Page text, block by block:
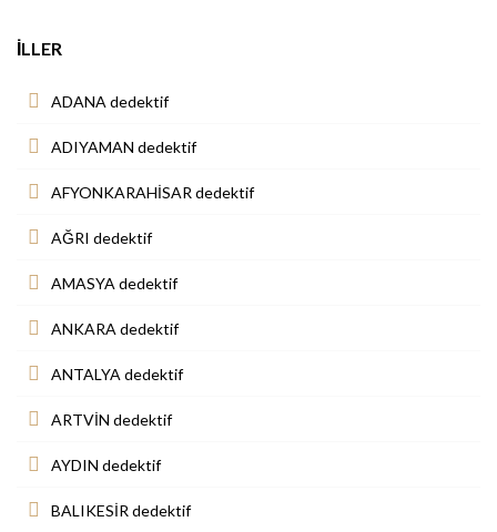
İLLER
ADANA dedektif
ADIYAMAN dedektif
AFYONKARAHİSAR dedektif
AĞRI dedektif
AMASYA dedektif
ANKARA dedektif
ANTALYA dedektif
ARTVİN dedektif
AYDIN dedektif
BALIKESİR dedektif